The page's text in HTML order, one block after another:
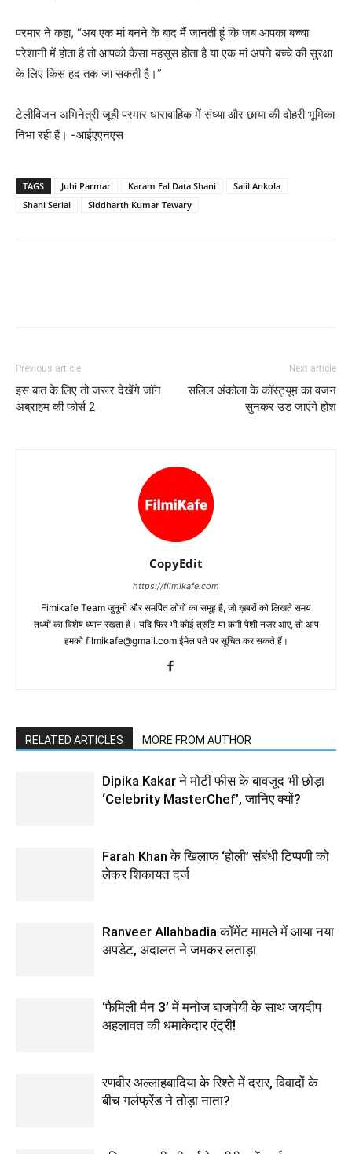
परमार ने कहा, “अब एक मां बनने के बाद मैं जानती हूं कि जब आपका बच्चा
परेशानी में होता है तो आपको कैसा महसूस होता है या एक मां अपने बच्चे की सुरक्षा
के लिए किस हद तक जा सकती है।”
टेलीविजन अभिनेत्री जूही परमार धारावाहिक में संध्या और छाया की दोहरी भूमिका
निभा रही हैं। -आईएएनएस
TAGS Juhi Parmar Karam Fal Data Shani
Salil Ankola
Shani Serial
Siddharth Kumar Tewary
Previous article
इस बात के लिए तो जरूर देखेंगे जॉन
अब्राहम की फोर्स 2
Next article
सलिल अंकोला के कॉस्ट्यूम का वजन
सुनकर उड़ जाएंगे होश
CopyEdit
https://filmikafe.com
Fimikafe Team जुनूनी और समर्पित लोगों का समूह है, जो ख़बरों को लिखते समय
तथ्‍यों का विशेष ध्‍यान रखता है। यदि फिर भी कोई त्रुटि या कमी पेशी नजर आए, तो आप
हमको filmikafe@gmail.com ईमेल पते पर सूचित कर सकते हैं।
RELATED ARTICLES MORE FROM AUTHOR
Dipika Kakar ने मोटी फीस के बावजूद भी छोड़ा
‘Celebrity MasterChef’, जानिए क्यों?
Farah Khan के खिलाफ ‘होली’ संबंधी टिप्पणी को
लेकर शिकायत दर्ज
Ranveer Allahbadia कॉमेंट मामले में आया नया
अपडेट, अदालत ने जमकर लताड़ा
‘फैमिली मैन 3’ में मनोज बाजपेयी के साथ जयदीप
अहलावत की धमाकेदार एंट्री!
रणवीर अल्लाहबादिया के रिश्ते में दरार, विवादों के
बीच गर्लफ्रेंड ने तोड़ा नाता?